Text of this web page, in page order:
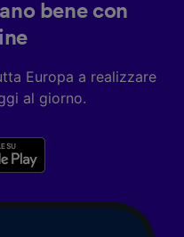
bene con
Europa a realizzare
al giorno.